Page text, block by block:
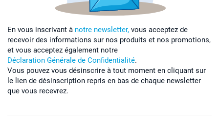
En vous inscrivant à notre newsletter, vous acceptez de
recevoir des informations sur nos produits et nos promotions,
et vous acceptez également notre
Déclaration Générale de Confidentialité.
Vous pouvez vous désinscrire à tout moment en cliquant sur
le lien de désinscription repris en bas de chaque newsletter
que vous recevrez.